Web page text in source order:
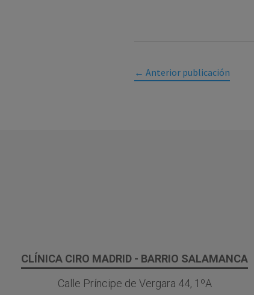
← Anterior publicación
CLÍNICA CIRO MADRID - BARRIO SALAMANCA
Calle Príncipe de Vergara 44, 1ºA